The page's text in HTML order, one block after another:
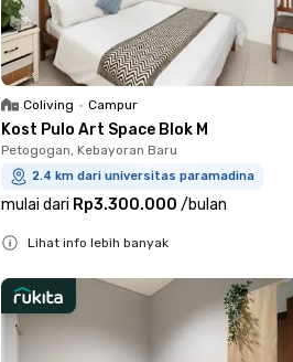
Coliving • Campur
Kost Pulo Art Space Blok M
Petogogan, Kebayoran Baru
2.4 km dari universitas paramadina
mulai dari Rp3.300.000 /bulan
Lihat info lebih banyak